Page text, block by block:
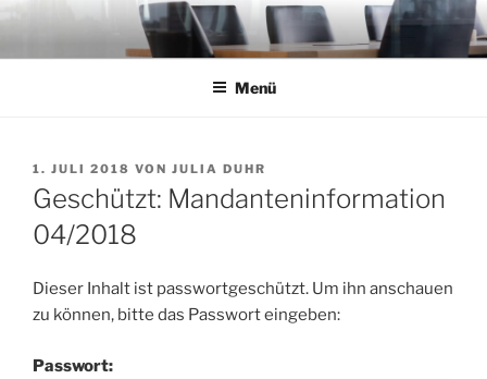
Zum
springen
Menü
VERÖFFENTLICHT
AM
1. JULI 2018 VON JULIA DUHR
Geschützt: Mandanteninformation
04/2018
Dieser Inhalt ist passwortgeschützt. Um ihn anschauen
zu können, bitte das Passwort eingeben:
Passwort: